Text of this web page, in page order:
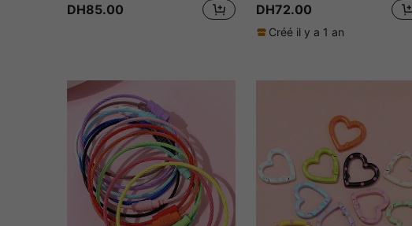
DH85.00 DH72.00
Créé il y a 1 an